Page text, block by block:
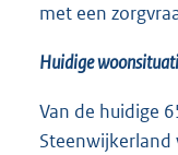
met een
Huidige
Van de huidige